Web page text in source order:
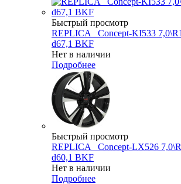
Быстрый просмотр
REPLICA _Concept-KI533
d67,1 BKF
Нет в наличии
Подробнее
Быстрый просмотр
REPLICA _Concept-LX526
d60,1 BKF
Нет в наличии
Подробнее